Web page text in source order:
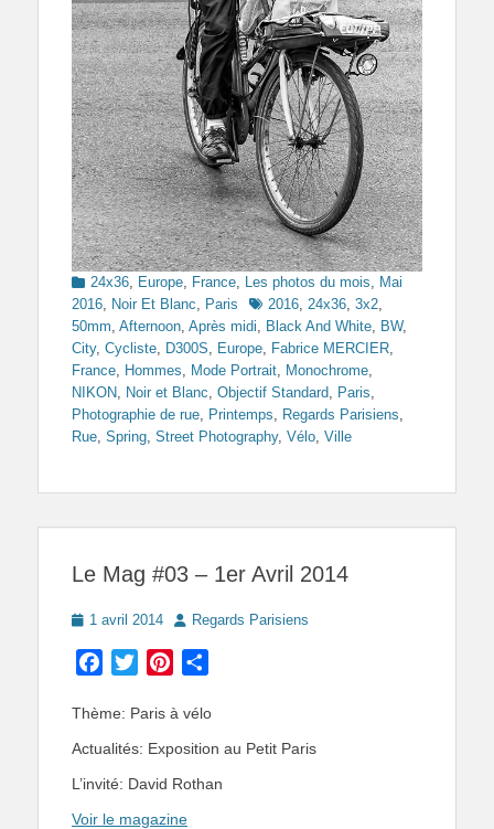
Categories
24x36 Europe France Les photos du mois
Mai
2016 Noir Et Blanc Paris Tags2016 24x36 3x2
50mm Afternoon Après midi Black And White BW,
City, Cycliste D300S Europe Fabrice MERCIER
France Hommes Mode Portrait Monochrome
NIKON Noir et Blanc Objectif Standard Paris
Photographie de rue Printemps Regards Parisiens
Rue Spring Street Photography, Vélo Ville
Le Mag #03 – 1er Avril 2014
Posted
1 avril 2014 AuthorRegards Parisiens
Facebook
TwitterPinterest
Thème: Paris à vélo
Actualités: Exposition au Petit Paris
L’invité: David Rothan
Voir le magazine